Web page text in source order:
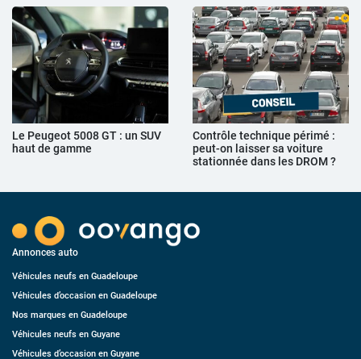
Le Peugeot 5008 GT : un SUV
haut de gamme
Contrôle technique périmé :
peut-on laisser sa voiture
stationnée dans les DROM ?
Annonces auto
Véhicules neufs en Guadeloupe
Véhicules d’occasion en Guadeloupe
Nos marques en Guadeloupe
Véhicules neufs en Guyane
Véhicules d’occasion en Guyane